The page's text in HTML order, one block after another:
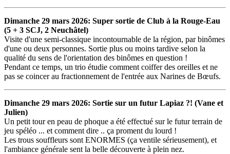
Dimanche 29 mars 2026: Super sortie de Club à la Rouge-Eau
(5 + 3 SCJ, 2 Neuchâtel)
Visite d'une semi-classique incontournable de la région, par binômes
d'une ou deux personnes. Sortie plus ou moins tardive selon la
qualité du sens de l'orientation des binômes en question !
Pendant ce temps, un trio étudie comment coiffer des oreilles et ne
pas se coincer au fractionnement de l'entrée aux Narines de Bœufs.
Dimanche 29 mars 2026: Sortie sur un futur Lapiaz ?! (Vane et
Julien)
Un petit tour en peau de phoque a été effectué sur le futur terrain de
jeu spéléo ... et comment dire .. ça proment du lourd !
Les trous souffleurs sont ENORMES (ça ventile sérieusement), et
l'ambiance générale sent la belle découverte à plein nez.